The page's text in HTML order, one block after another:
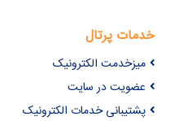
خدمات پرتال
میزخدمت الکترونیک
عضویت در سایت
پشتیبانی خدمات الکترونیک